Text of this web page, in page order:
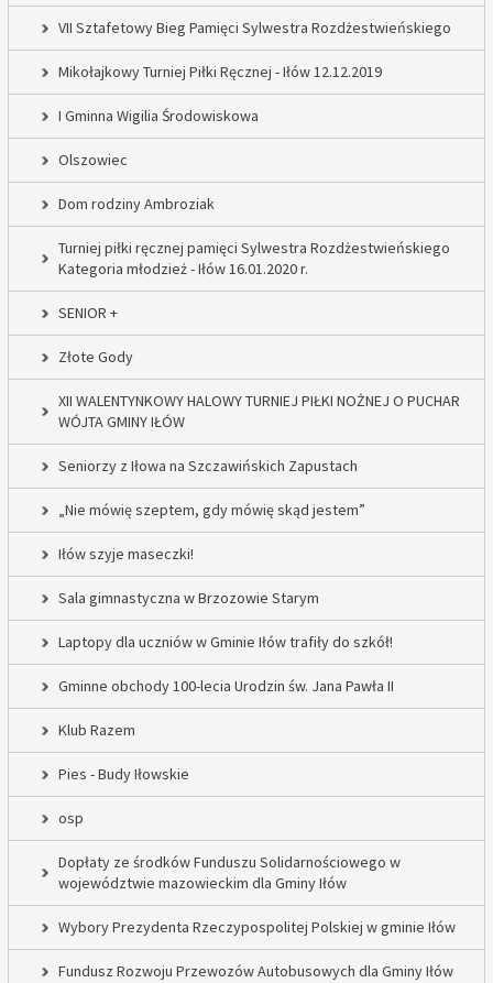
VII Sztafetowy Bieg Pamięci Sylwestra Rozdżestwieńskiego
Mikołajkowy Turniej Piłki Ręcznej - Iłów 12.12.2019
I Gminna Wigilia Środowiskowa
Olszowiec
Dom rodziny Ambroziak
Turniej piłki ręcznej pamięci Sylwestra Rozdżestwieńskiego
Kategoria młodzież - Iłów 16.01.2020 r.
SENIOR +
Złote Gody
XII WALENTYNKOWY HALOWY TURNIEJ PIŁKI NOŻNEJ O PUCHAR
WÓJTA GMINY IŁÓW
Seniorzy z Iłowa na Szczawińskich Zapustach
„Nie mówię szeptem, gdy mówię skąd jestem”
Iłów szyje maseczki!
Sala gimnastyczna w Brzozowie Starym
Laptopy dla uczniów w Gminie Iłów trafiły do szkół!
Gminne obchody 100-lecia Urodzin św. Jana Pawła II
Klub Razem
Pies - Budy Iłowskie
osp
Dopłaty ze środków Funduszu Solidarnościowego w
województwie mazowieckim dla Gminy Iłów
Wybory Prezydenta Rzeczypospolitej Polskiej w gminie Iłów
Fundusz Rozwoju Przewozów Autobusowych dla Gminy Iłów